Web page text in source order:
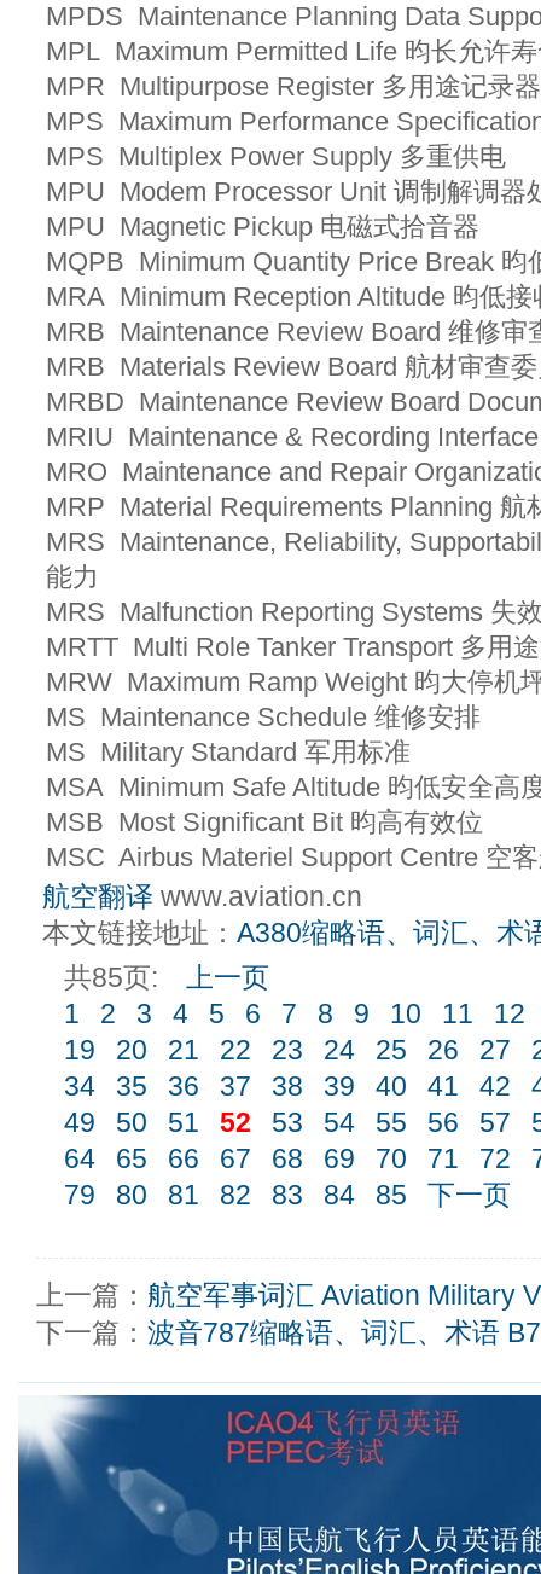
MPDS Maintenance Planning Data
MPL Maximum Permitted Life 昀长允许
MPR Multipurpose Register 多用途记录
MPS Maximum Performance
MPS Multiplex Power Supply 多重供电
MPU Modem Processor Unit 调制解调器
MPU Magnetic Pickup 电磁式拾音器
MQPB Minimum Quantity Price Break
MRA Minimum Reception Altitude 昀低
MRB Maintenance Review Board 维修审
MRB Materials Review Board 航材审查
MRBD Maintenance Review Board
MRIU Maintenance & Recording
MRO Maintenance and Repair
MRP Material Requirements Planning 航
MRS Maintenance, Reliability,
能力
MRS Malfunction Reporting Systems 失
MRTT Multi Role Tanker Transport 多用
MRW Maximum Ramp Weight 昀大停机
MS Maintenance Schedule 维修安排
MS Military Standard 军用标准
MSA Minimum Safe Altitude 昀低安全高
MSB Most Significant Bit 昀高有效位
MSC Airbus Materiel Support Centre 空
航空翻译 www.aviation.cn
本文链接地址： A380缩略语、词汇、术
共85页:
上一页
1
2 3 4 5 6 7 8 9 10 11
12
19
20 21 22 23 24 25 26 27
34
35 36 37 38 39 40 41 42
49
50 51 52 53 54 55 56 57
64
65 66 67 68 69 70 71 72
79
80 81 82 83 84 85 下一页
上一篇： 航空军事词汇 Aviation Military
下一篇： 波音787缩略语、词汇、术语